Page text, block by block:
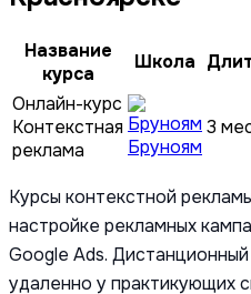
Название
курса
Школа
Онлайн-курс
Контекстная
реклама
Бруноям
3
Курсы контекстной
настройке рекламных
Google Ads.
удаленно у практикующих